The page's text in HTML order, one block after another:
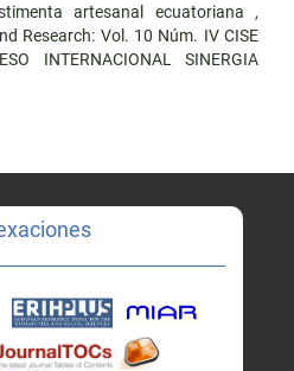
artesanal ecuatoriana ,
Research: Vol. 10 Núm. IV CISE
INTERNACIONAL SINERGIA